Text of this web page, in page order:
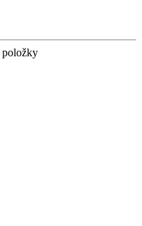
položky